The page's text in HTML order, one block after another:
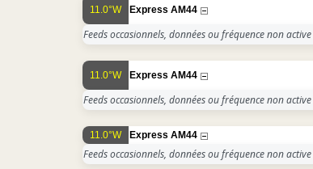
11.0°W Express AM44
Feeds occasionnels, données ou fréquence non active
11.0°W Express AM44
Feeds occasionnels, données ou fréquence non active
11.0°W Express AM44
Feeds occasionnels, données ou fréquence non active